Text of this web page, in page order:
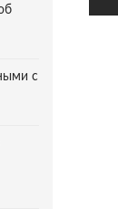
с